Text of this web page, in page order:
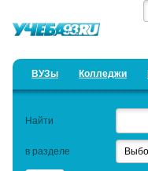
ВУЗы Колледжи
Добавить уч. заведение
Найти
в разделе